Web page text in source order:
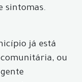
sintomas.
já está
ou